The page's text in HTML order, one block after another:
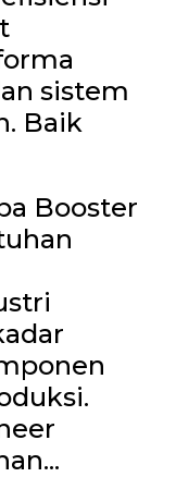
sistem
Baik
Booster